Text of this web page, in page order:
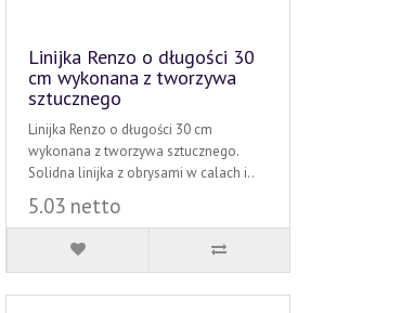
Linijka Renzo o długości 30
cm wykonana z tworzywa
sztucznego
Linijka Renzo o długości 30 cm
wykonana z tworzywa sztucznego.
Solidna linijka z obrysami w calach i..
5.03 netto